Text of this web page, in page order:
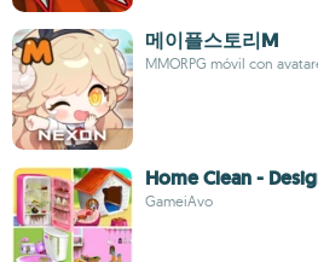
메이플스토리M
MMORPG móvil con
Home Clean -
GameiAvo